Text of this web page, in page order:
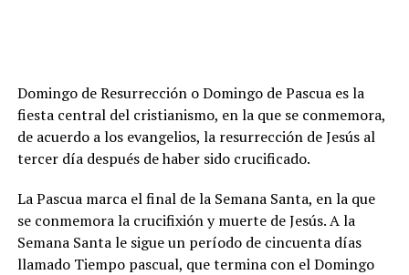
Domingo de Resurrección o Domingo de Pascua es la
fiesta central del cristianismo, en la que se conmemora,
de acuerdo a los evangelios, la resurrección de Jesús al
tercer día después de haber sido crucificado.
La Pascua marca el final de la Semana Santa, en la que
se conmemora la crucifixión y muerte de Jesús. A la
Semana Santa le sigue un período de cincuenta días
llamado Tiempo pascual, que termina con el Domingo